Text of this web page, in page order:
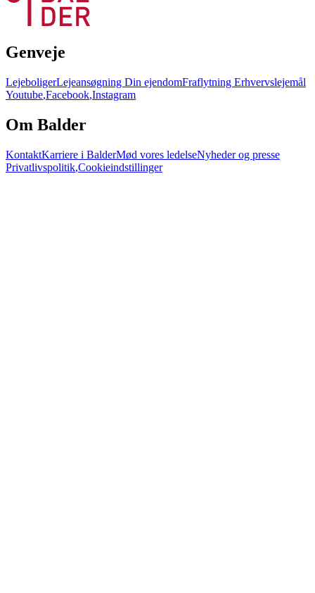
Genveje
LejeboligerLejeansøgning Din ejendomFraflytning Erhvervslejemål
Youtube,Facebook,Instagram
Om Balder
KontaktKarriere i BalderMød vores ledelseNyheder og presse
Privatlivspolitik,Cookieindstillinger